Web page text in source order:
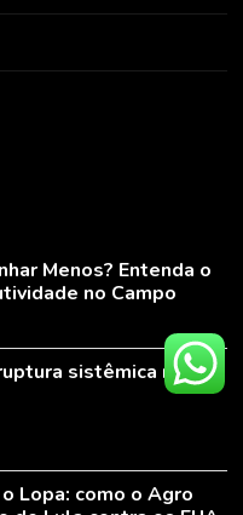
Menos? Entenda o
no Campo
sistêmica no
Lopa: como o Agro